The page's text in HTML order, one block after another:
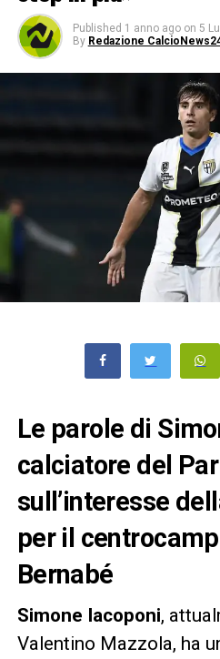
Published 1 anno ago on 5
By Redazione
Le parole di
calciatore del
sull’interesse
per il
Bernabé
Simone Iacoponi,
Valentino Mazzola, ha